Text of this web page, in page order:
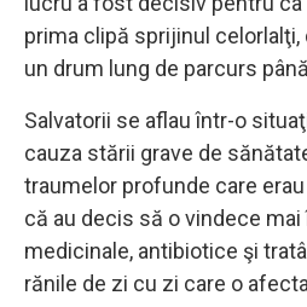
prima clipă sprijinul celorlalţi,
un drum lung de parcurs
Salvatorii se aflau într-o
cauza stării grave de
traumelor profunde care
că au decis să o vindece mai
medicinale, antibiotice şi
rănile de zi cu zi care o